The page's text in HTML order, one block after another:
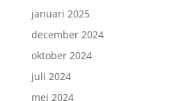
januari 2025
december 2024
oktober 2024
juli 2024
mei 2024